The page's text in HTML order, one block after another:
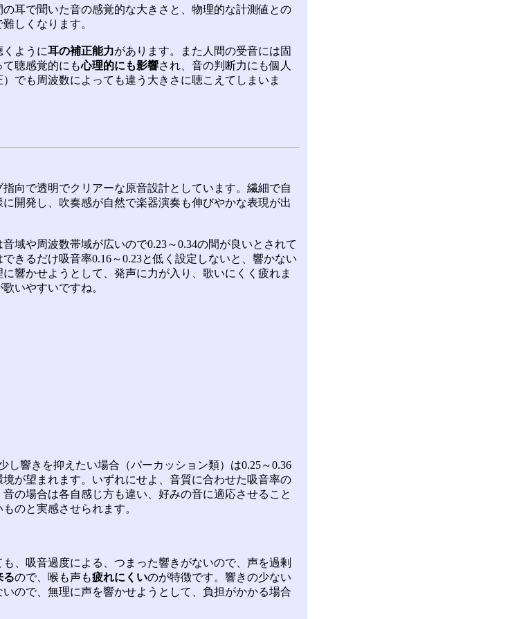
の耳で聞いた音の感覚的な大きさと、物理的な計測値との
しくなります。
ように耳の補正能力があります。また人間の受音には固
聴感覚的にも心理的にも影響され、音の判断力にも個人
でも周波数によっても違う大きさに聴こえてしまいま
向で透明でクリアーな原音設計としています。繊細で自
開発し、吹奏感が自然で楽器演奏も伸びやかな表現が出
域や周波数帯域が広いので0.23～0.34の間が良いとされて
できるだけ吸音率0.16～0.23と低く設定しないと、響かない
に響かせようとして、発声に力が入り、歌いにくく疲れま
いやすいですね。
し響きを抑えたい場合（パーカッション類）は0.25～0.36
が望まれます。いずれにせよ、音質に合わせた吸音率の
の場合は各自感じ方も違い、好みの音に適応させること
のと実感させられます。
も、吸音過度による、つまった響きがないので、声を過剰
るので、喉も声も疲れにくいのが特徴です。響きの少ない
ので、無理に声を響かせようとして、負担がかかる場合